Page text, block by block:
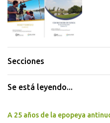
Secciones
Se está leyendo...
A 25 años de la epopeya